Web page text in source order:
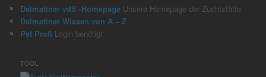
Dalmatiner vdS -Homepage Unsere Homepage der Zuchtstätte
Dalmatiner Wissen von A – Z
Pet Profi Login benötigt
TOOL